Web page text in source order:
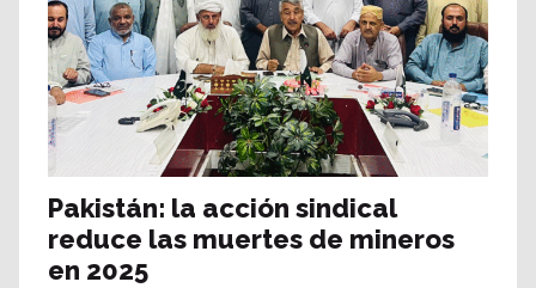
Pakistán: la acción sindical
reduce las muertes de mineros
en 2025